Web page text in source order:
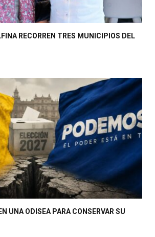
RECORREN TRES MUNICIPIOS DEL
UNA ODISEA PARA CONSERVAR SU